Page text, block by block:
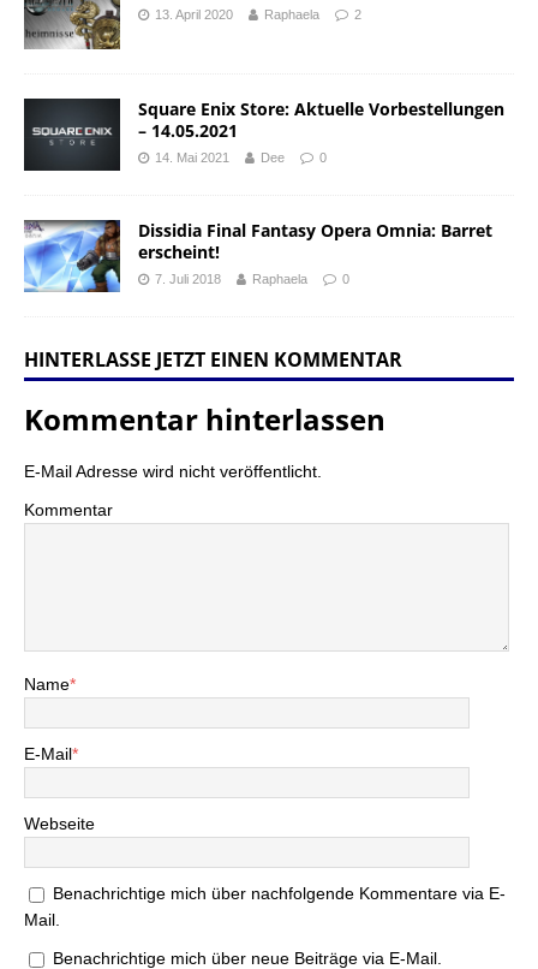
13. April 2020 Raphaela 2
Square Enix Store: Aktuelle Vorbestellungen
– 14.05.2021
14. Mai 2021 Dee 0
Dissidia Final Fantasy Opera Omnia: Barret
erscheint!
7. Juli 2018 Raphaela 0
HINTERLASSE JETZT EINEN KOMMENTAR
Kommentar hinterlassen
E-Mail Adresse wird nicht veröffentlicht.
Kommentar
Name*
E-Mail*
Webseite
Benachrichtige mich über nachfolgende Kommentare via E-
Mail.
Benachrichtige mich über neue Beiträge via E-Mail.